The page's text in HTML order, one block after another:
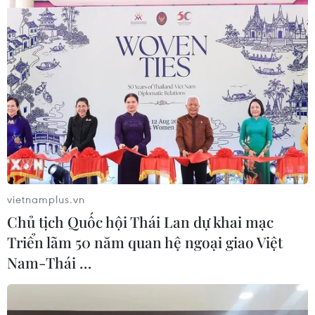
#Bản tin thời sự
#Xã hội
#An ninh xã hội
#VietnamPlus
#Plus
TP. Hà Nội
Tp. Hồ Chí Minh
Theo dõi VietnamPlus
TIN LIÊN QUAN
vietnamplus.vn
Chủ tịch Quốc hội Thái Lan dự khai mạc
Triển lãm 50 năm quan hệ ngoại giao Việt
Nam-Thái …